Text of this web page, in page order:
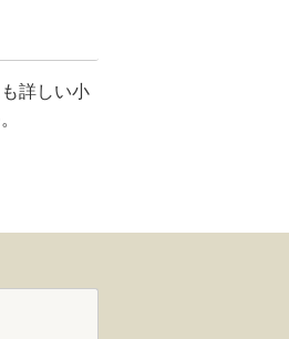
詳しい小